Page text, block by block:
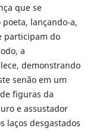
que se
lançando-a,
participam do
a
demonstrando
senão em um
figuras da
e assustador
laços desgastados